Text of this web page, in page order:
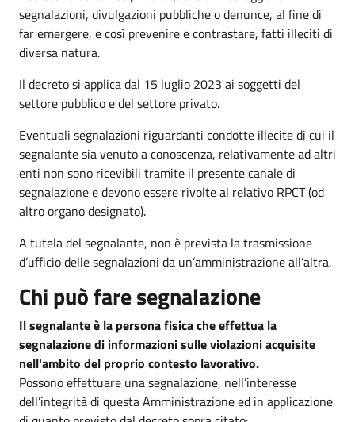
segnalazioni, divulgazioni pubbliche o denunce, al fine di
far emergere, e così prevenire e contrastare, fatti illeciti di
diversa natura.
Il decreto si applica dal 15 luglio 2023 ai soggetti del
settore pubblico e del settore privato.
Eventuali segnalazioni riguardanti condotte illecite di cui il
segnalante sia venuto a conoscenza, relativamente ad altri
enti non sono ricevibili tramite il presente canale di
segnalazione e devono essere rivolte al relativo RPCT (od
altro organo designato).
A tutela del segnalante, non è prevista la trasmissione
d’ufficio delle segnalazioni da un’amministrazione all’altra.
Chi può fare segnalazione
Il segnalante è la persona fisica che effettua la
segnalazione di informazioni sulle violazioni acquisite
nell'ambito del proprio contesto lavorativo.
Possono effettuare una segnalazione, nell’interesse
dell’integrità di questa Amministrazione ed in applicazione